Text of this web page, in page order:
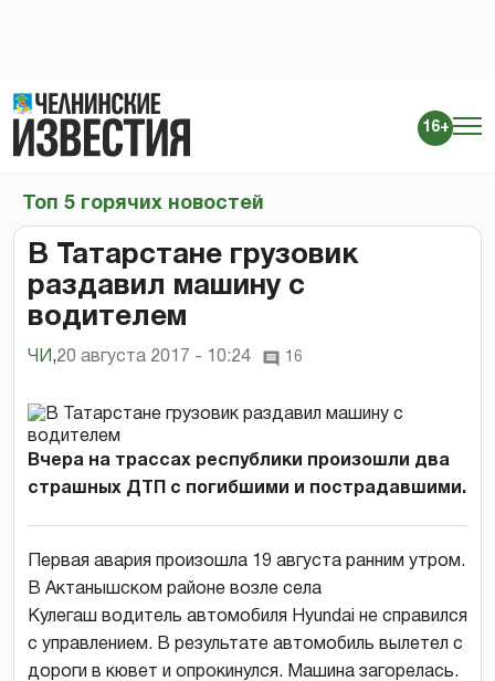
16+
Топ 5 горячих новостей
В Татарстане грузовик
раздавил машину с
водителем
ЧИ ,20 августа 2017 - 10:24 16
Вчера на трассах республики произошли два
страшных ДТП с погибшими и пострадавшими.
Первая авария произошла 19 августа ранним утром.
В Актанышском районе возле села
Кулегаш водитель автомобиля Hyundai не справился
с управлением. В результате автомобиль вылетел с
дороги в кювет и опрокинулся. Машина загорелась.